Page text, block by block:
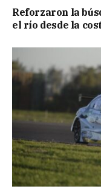
Reforzaron la
el río desde la